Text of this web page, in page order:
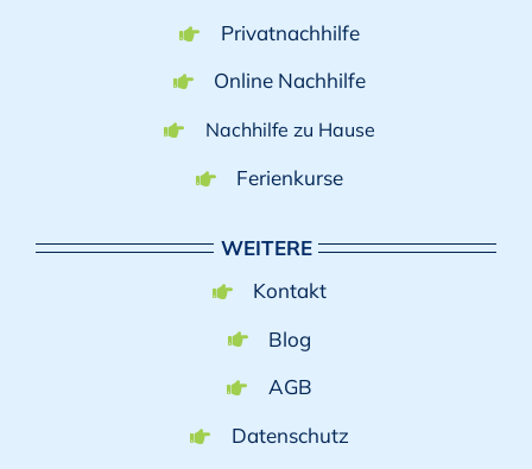
Privatnachhilfe
Online Nachhilfe
Nachhilfe zu Hause
Ferienkurse
WEITERE
Kontakt
Blog
AGB
Datenschutz